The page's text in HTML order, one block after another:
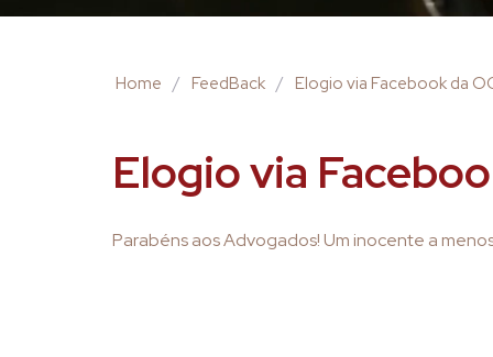
Home / FeedBack / Elogio via Facebook da
Elogio via
Parabéns aos Advogados! Um inocente a